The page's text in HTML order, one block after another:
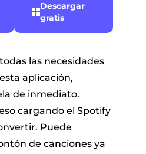
Descargar
gratis
las necesidades
aplicación,
de inmediato.
cargando el Spotify
Puede
de canciones ya